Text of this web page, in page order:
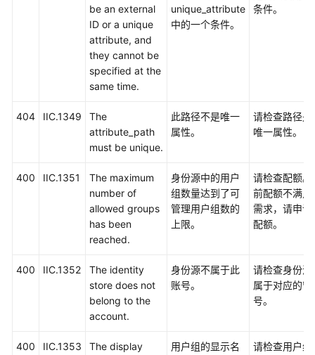
be an external
ID or a unique
attribute, and
they cannot be
specified at the
same time.
unique_attribute
中的一个条件。
条件。
404 IIC.1349
The
attribute_path
must be unique.
此路径不是唯一
属性。
请检查路径是
唯一属性。
400 IIC.1351
The maximum
number of
allowed groups
has been
reached.
身份源中的用户
组数量达到了可
管理用户组数的
上限。
请检查配额。
前配额不满足
需求，请申请
配额。
400 IIC.1352
The identity
store does not
belong to the
account.
身份源不属于此
账号。
请检查身份源
属于对应的管
号。
400 IIC.1353
The display
用户组的显示名
请检查用户组